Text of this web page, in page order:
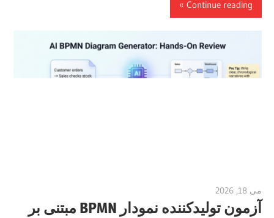
Continue reading
می 18, 2026
آزمون تولیدکننده نمودار BPMN مبتنی بر